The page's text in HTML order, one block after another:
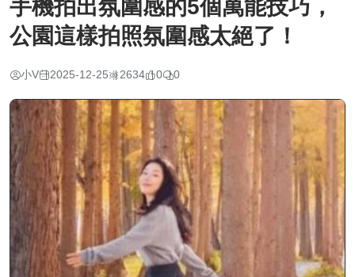
手機拍出氛圍感的5個萬能技巧，
公園這樣拍照氛圍感太絕了！
小V 2025-12-25 2634 0 0